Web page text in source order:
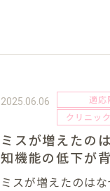
とのランチ何気な
2025.06.06 適応
クリニッ
ミスが増えたの
知機能の低下が
ミスが増えたのは